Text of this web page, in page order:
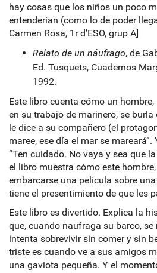
hay cosas que los niños un poco
entenderían (como lo de poder
Carmen Rosa, 1r d’ESO, grup A]
Relato de un náufrago, de
Ed. Tusquets, Cuadernos
1992.
Este libro cuenta cómo un
en su trabajo de marinero, se
le dice a su compañero (el
maree, ese día el mar se
“Ten cuidado. No vaya y sea que
el libro muestra cómo este
embarcarse una película sobre
tiene el presentimiento de que les
Este libro es divertido. Explica la
que, cuando naufraga su barco, se
intenta sobrevivir sin comer y sin
triste es cuando ve a sus amigos
una gaviota pequeña. Y el